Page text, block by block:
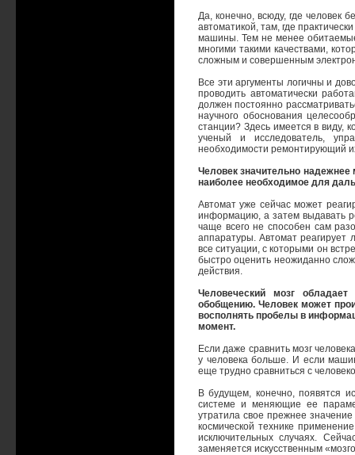
Да, конечно, всюду, где человек
автоматикой, там, где
машины. Тем не менее обитаемые
многими такими качествами,
сложным и совершенным
Все эти аргументы логичны и
проводить автоматически
должен постоянно
научного обоснования
станции? Здесь имеется в виду,
ученый и исследователь,
необходимости ремонтирующий
Человек значительно
наиболее необходимое для
Автомат уже сейчас может
информацию, а затем выдавать
чаще всего не способен сам
аппаратуры. Автомат реагирует
все ситуации, с которыми он
быстро оценить неожиданно
действия.
Человеческий мозг
обобщению. Человек может
восполнять пробелы в
момент.
Если даже сравнить мозг
у человека больше. И если
еще трудно сравниться с
В будущем, конечно, появятся
системе и меняющие ее
утратила свое прежнее
космической технике
исключительных случаях.
заменяется искусственным